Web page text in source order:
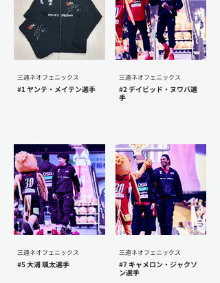
三遠ネオフェニックス
#1 ヤンテ・メイテン選手
三遠ネオフェニックス
#2 デイビッド・ヌワバ選
手
三遠ネオフェニックス
#5 大浦 颯太選手
三遠ネオフェニックス
#7 キャメロン・ジャクソ
ン選手